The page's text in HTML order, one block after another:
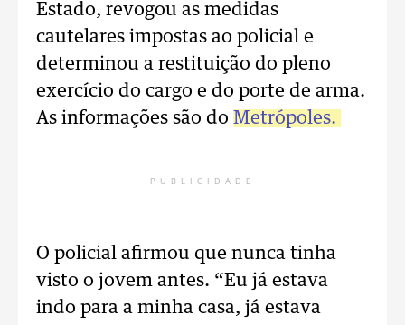
Estado, revogou as medidas
cautelares impostas ao policial e
determinou a restituição do pleno
exercício do cargo e do porte de arma.
As informações são do Metrópoles.
PUBLICIDADE
O policial afirmou que nunca tinha
visto o jovem antes. “Eu já estava
indo para a minha casa, já estava